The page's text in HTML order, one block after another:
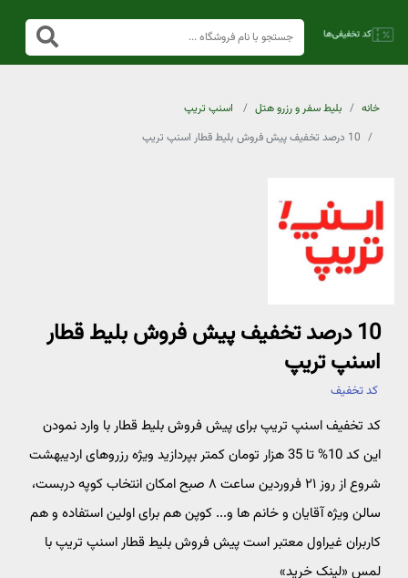
خانه بلیط سفر و رزرو هتل
اسنپ تریپ
10 درصد تخفیف پیش فروش بلیط قطار اسنپ تریپ
10 درصد تخفیف پیش فروش بلیط قطار
اسنپ تریپ
کد تخفیف
کد تخفیف اسنپ تریپ برای پیش فروش بلیط قطار با وارد نمودن
این کد 10% تا 35 هزار تومان کمتر بپردازید ویژه رزروهای اردیبهشت
شروع از روز ۲۱ فروردین ساعت ۸ صبح امکان انتخاب کوپه دربست،
سالن ویژه آقایان و خانم ها و... کوپن هم برای اولین استفاده و هم
کاربران غیراول معتبر است پیش فروش بلیط قطار اسنپ تریپ با
لمس «لینک خرید»